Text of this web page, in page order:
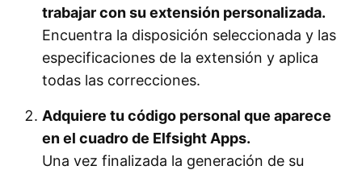
trabajar con su extensión personalizada.
Encuentra la disposición seleccionada y las
especificaciones de la extensión y aplica
todas las correcciones.
Adquiere tu código personal que aparece
en el cuadro de Elfsight Apps.
Una vez finalizada la generación de su